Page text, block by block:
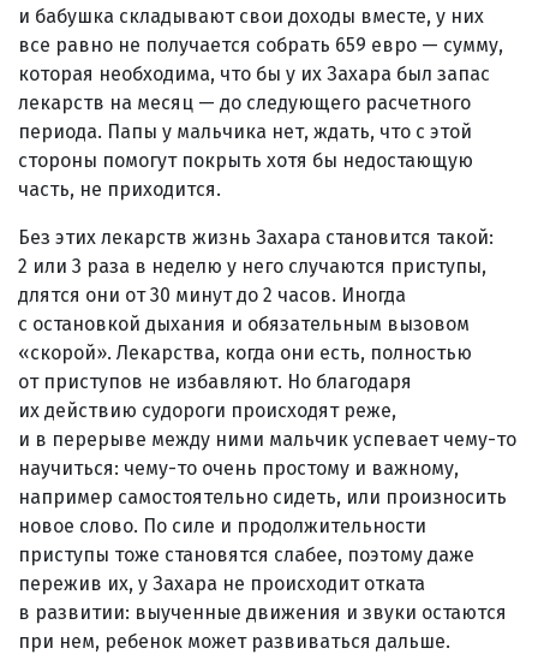
и бабушка складывают свои доходы вместе, у них
все равно не получается собрать 659 евро — сумму,
которая необходима, что бы у их Захара был запас
лекарств на месяц — до следующего расчетного
периода. Папы у мальчика нет, ждать, что с этой
стороны помогут покрыть хотя бы недостающую
часть, не приходится.
Без этих лекарств жизнь Захара становится такой:
2 или 3 раза в неделю у него случаются приступы,
длятся они от 30 минут до 2 часов. Иногда
с остановкой дыхания и обязательным вызовом
«скорой». Лекарства, когда они есть, полностью
от приступов не избавляют. Но благодаря
их действию судороги происходят реже,
и в перерыве между ними мальчик успевает чему-то
научиться: чему-то очень простому и важному,
например самостоятельно сидеть, или произносить
новое слово. По силе и продолжительности
приступы тоже становятся слабее, поэтому даже
пережив их, у Захара не происходит отката
в развитии: выученные движения и звуки остаются
при нем, ребенок может развиваться дальше.